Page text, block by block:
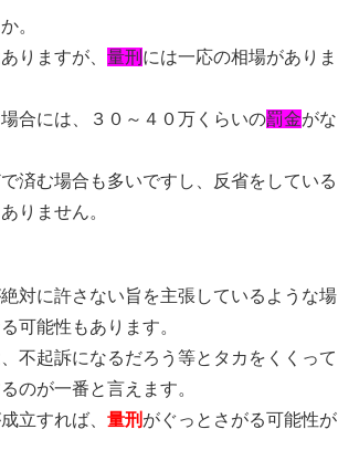
。
りますが、 量刑 には一応の相場がありま
合には、３０～４０万くらいの罰金がな
済む場合も多いですし、反省をしている
りません。
対に許さない旨を主張しているような場
可能性もあります。
不起訴になるだろう等とタカをくくって
のが一番と言えます。
立すれば、 量刑 がぐっとさがる可能性が